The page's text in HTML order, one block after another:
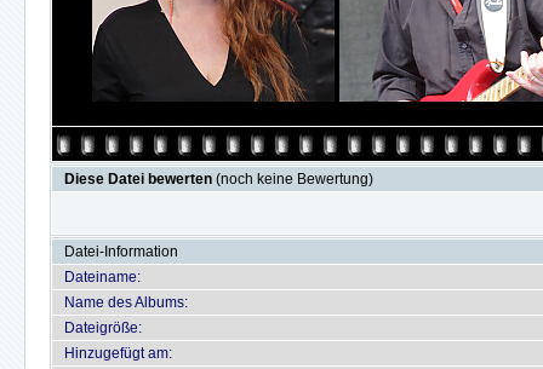
Diese Datei bewerten (noch keine Bewertung)
Datei-Information
Dateiname:
Name des Albums:
Dateigröße:
Hinzugefügt am: